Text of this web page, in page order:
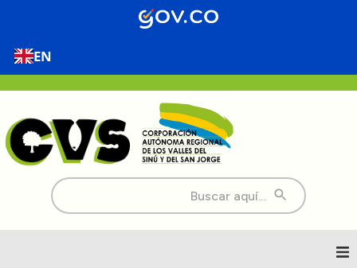
EN
Buscar: